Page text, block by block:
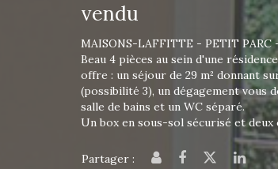
vendu
MAISONS-LAFFITTE - PETIT PARC
Beau 4 pièces au sein d'une
offre : un séjour de 29 m² donnant
(possibilité 3), un dégagement vous
salle de bains et un WC séparé.
Un box en sous-sol sécurisé et
Partager :